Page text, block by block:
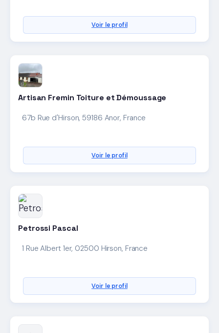
Voir le profil
Artisan Fremin Toiture et Démoussage
67b Rue d'Hirson, 59186 Anor, France
Voir le profil
Petrossi Pascal
1 Rue Albert 1er, 02500 Hirson, France
Voir le profil